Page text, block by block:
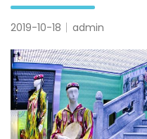
2019-10-18 admin